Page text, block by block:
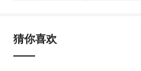
猜你喜欢